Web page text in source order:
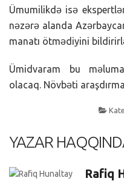
Ümumilikdə isə
nəzərə alanda
manatı ötmədiyini
Ümidvaram bu
olacaq. Növbəti
YAZAR
Rafiq